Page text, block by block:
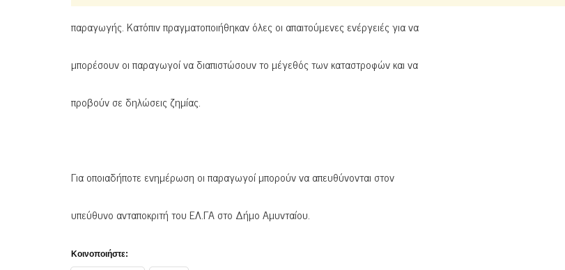
παραγωγής. Κατόπιν πραγματοποιήθηκαν όλες οι απαιτούμενες ενέργειές για να
μπορέσουν οι παραγωγοί να διαπιστώσουν το μέγεθός των καταστροφών και να
προβούν σε δηλώσεις ζημίας.
Για οποιαδήποτε ενημέρωση οι παραγωγοί μπορούν να απευθύνονται στον
υπεύθυνο ανταποκριτή του ΕΛ.ΓΑ στο Δήμο Αμυνταίου.
Κοινοποιήστε: